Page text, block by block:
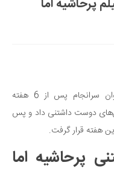
اما
قانون مورفی جدیدترین ساخته رامبد جوان سرانجام پس از 6 هفته
داد و پس
اما